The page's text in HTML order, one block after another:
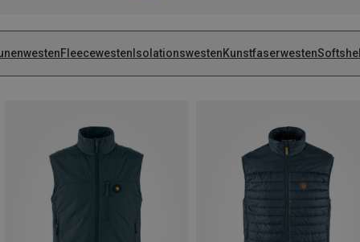
Fleecewesten IsolationswestenKunstfaserwesten